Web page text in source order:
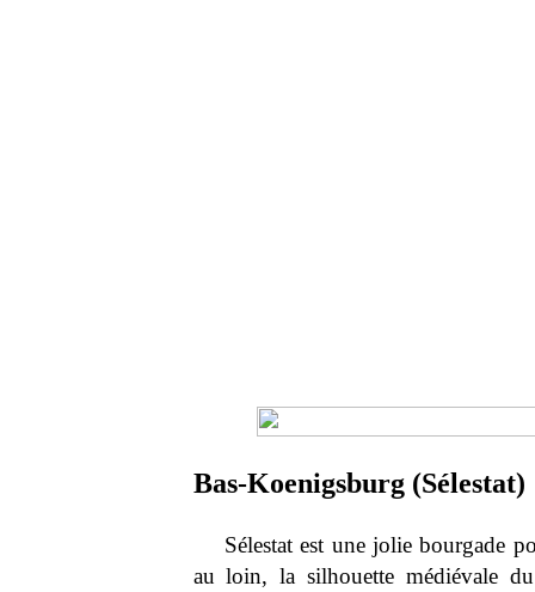
Bas-Koenigsburg (Sélestat)
Sélestat est une jolie bourgade
au loin, la silhouette médiévale